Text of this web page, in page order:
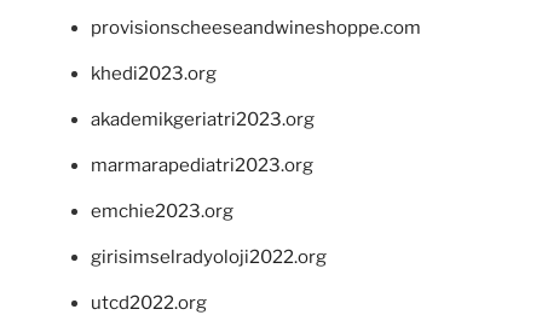
provisionscheeseandwineshoppe.com
khedi2023.org
akademikgeriatri2023.org
marmarapediatri2023.org
emchie2023.org
girisimselradyoloji2022.org
utcd2022.org